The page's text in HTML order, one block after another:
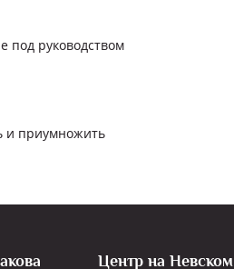
под руководством
и приумножить
Центр на Невском